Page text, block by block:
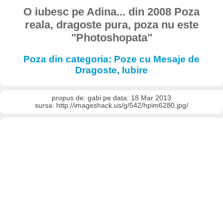
O iubesc pe Adina... din 2008 Poza
reala, dragoste pura, poza nu este
"Photoshopata"
Poza din categoria: Poze cu Mesaje de
Dragoste, Iubire
propus de: gabi pe data: 18 Mar 2013
sursa: http://imageshack.us/g/542/hpim6280.jpg/